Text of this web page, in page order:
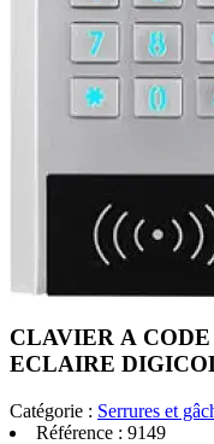
CLAVIER A
ECLAIRE
Catégorie : Serrures et
Référence : 9149